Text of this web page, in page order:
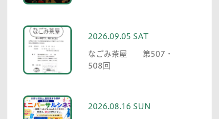
2026.09.05 SAT
なごみ茶屋 第507・
508回
2026.08.16 SUN